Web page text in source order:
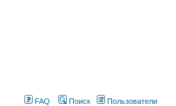
FAQ Поиск Пользователи